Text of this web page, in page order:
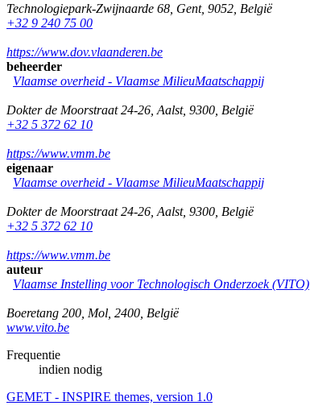
Technologiepark-Zwijnaarde 68 Gent, 9052 België
+32 9 240 75 00
https://www.dov.vlaanderen.be
beheerder
Vlaamse overheid - Vlaamse MilieuMaatschappij
Dokter de Moorstraat 24-26 Aalst, 9300 België
+32 5 372 62 10
https://www.vmm.be
eigenaar
Vlaamse overheid - Vlaamse MilieuMaatschappij
Dokter de Moorstraat 24-26 Aalst, 9300 België
+32 5 372 62 10
https://www.vmm.be
auteur
Vlaamse Instelling voor Technologisch Onderzoek (VITO)
Boeretang 200 Mol 2400 België
www.vito.be
Frequentie
indien nodig
GEMET - INSPIRE themes, version 1.0